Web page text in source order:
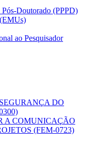
Pós-Doutorado (PPPD)
ao Pesquisador
DO
A COMUNICAÇÃO
(FEM-0723)